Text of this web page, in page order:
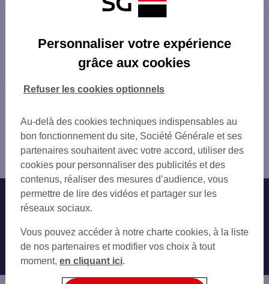
PARIS QUINZE VINGTS
PARIS BASTILLE
PARIS ST ANTOINE
PARIS CHARONNE
PARIS LES BERNARDINS
PARIS MONGE
PARIS ST AMBROISE
PARIS NATION
PARIS P AUGUSTE
PARIS TURENNE
PARIS MARAIS
PARIS GOBELINS
PARIS DAUMESNIL
PARIS BEL AIR
Les agences SG dans les villes à proximité
SAINT-MANDÉ
GENTILLY
LE KREMLIN-BICÊTRE
BAGNOLET
IVRY-SUR-SEINE
VINCENNES
LES LILAS
LE PRÉ-SAINT-GERVAIS
MONTROUGE
ARCUEIL
VILLEJUIF
Paris 12ème
Agence PARIS DIDEROT
Nos engagements Nous contacter
Autres sites SG
Professionnels
Entreprises
Personnaliser votre expérience
grâce aux cookies
Au-delà des cookies techniques indispensables au
bon fonctionnement du site, Société Générale et ses
partenaires souhaitent avec votre accord, utiliser des
cookies pour personnaliser des publicités et des
contenus, réaliser des mesures d’audience, vous
permettre de lire des vidéos et partager sur les
réseaux sociaux.
Vous pouvez accéder à notre charte cookies, à la liste
de nos partenaires et modifier vos choix à tout
moment, en cliquant ici.
Refuser les cookies optionnels